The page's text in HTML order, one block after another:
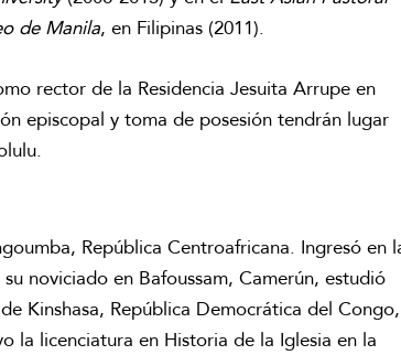
de Manila, en Filipinas (2011).
rector de la Residencia Jesuita Arrupe en
episcopal y toma de posesión tendrán lugar
República Centroafricana. Ingresó en
noviciado en Bafoussam, Camerún, estudió
Kinshasa, República Democrática del Congo,
la licenciatura en Historia de la Iglesia en la